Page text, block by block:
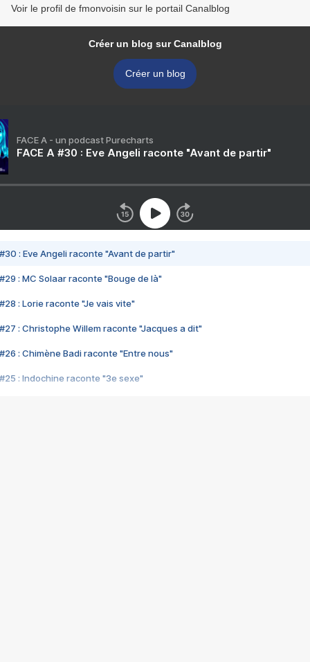
Voir le profil de fmonvoisin sur le portail Canalblog
Créer un blog sur Canalblog
Créer un blog
FACE A - un podcast Purecharts
FACE A #30 : Eve Angeli raconte "Avant de partir"
#30 : Eve Angeli raconte "Avant de partir"
#29 : MC Solaar raconte "Bouge de là"
#28 : Lorie raconte "Je vais vite"
#27 : Christophe Willem raconte "Jacques a dit"
#26 : Chimène Badi raconte "Entre nous"
#25 : Indochine raconte "3e sexe"